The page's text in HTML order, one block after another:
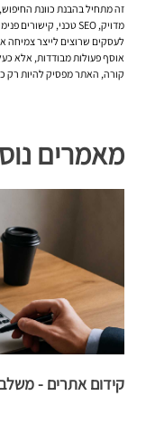
זה מתחיל בהבנת כוונת
מדויק, SEO טכני, קישורים פנימיים וחיצוניים, ונגמר במדידה, שיפור והתמדה.
לעסקים שרוצים לייצר צמיחה
אוסף פעולות מבודדות, אלא כעל
קורה, האתר מפסיק להיות רק
מאמרים
קידום אתרים -